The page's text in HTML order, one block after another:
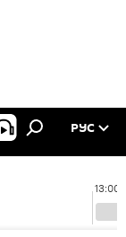
РУС
13:00